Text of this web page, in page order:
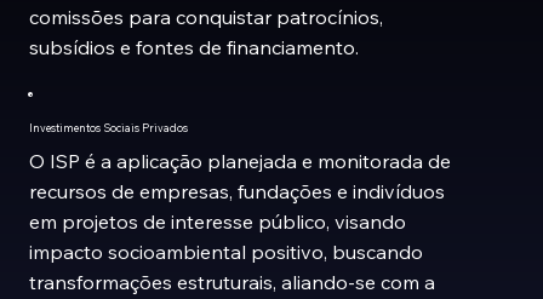
comissões para conquistar patrocínios,
subsídios e fontes de financiamento.
Investimentos Sociais Privados
O ISP é a aplicação planejada e monitorada de
recursos de empresas, fundações e indivíduos
em projetos de interesse público, visando
impacto socioambiental positivo, buscando
transformações estruturais, aliando-se com a